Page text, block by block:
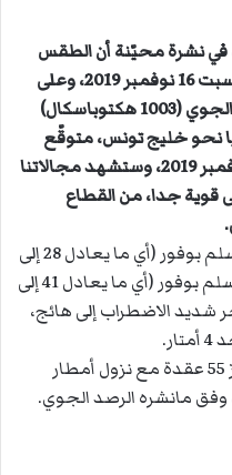
في نشرة محيّنة أن الطقس
سيشهد تغيّرا بداية من يوم الغد السبت 16 نوفمبر 2019، وعلى
إثر تمركز لمنخفض نشيط للضغط الجوي (1003 هكتوباسكال)
نحو خليج تونس، متوقّع
(996 هكتوباسكال) يوم الأحد 17 نوفمبر 2019، وستشهد مجالاتنا
قوية جدا، من القطاع
وتكون سرعة الرياح بين 7 إلى 8 من سلم بوفور (أي ما يعادل 28 إلى
40 عقدة)، وتصل محليا قوة 9 من سلم بوفور (أي ما يعادل 41 إلى
شديد الاضطراب إلى هائج،
وستتميّز الفترة، بهبات قوية تتجاوز 55 عقدة مع نزول أمطار
وفق مانشره الرصد الجوي.